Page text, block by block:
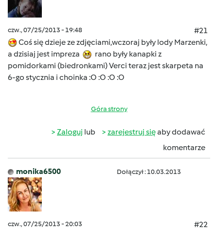
czw., 07/25/2013 - 19:48
#21
Coś się dzieje ze zdjęciami,wczoraj były lody Marzenki,
a dzisiaj jest impreza
rano były kanapki z
pomidorkami (biedronkami) Verci teraz jest skarpeta na
6-go stycznia i choinka :O :O :O :O
Góra strony
Zaloguj lub zarejestruj sięaby dodawać
komentarze
monika6500 Dołączył : 10.03.2013
czw., 07/25/2013 - 20:03
#22